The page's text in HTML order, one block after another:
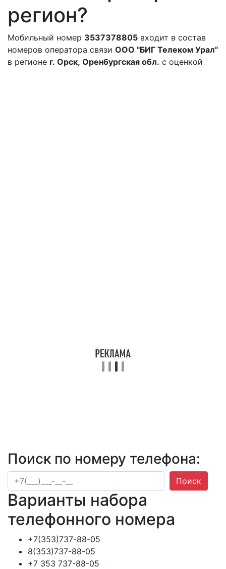
регион?
Мобильный номер 3537378805 входит в состав
номеров оператора связи ООО "БИГ Телеком Урал"
в регионе г. Орск, Оренбургская обл. с оценкой
Поиск по номеру телефона:
Поиск
Варианты набора
телефонного номера
+7(353)737-88-05
8(353)737-88-05
+7 353 737-88-05